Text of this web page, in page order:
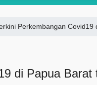
Perkembangan Covid19
di Papua Barat